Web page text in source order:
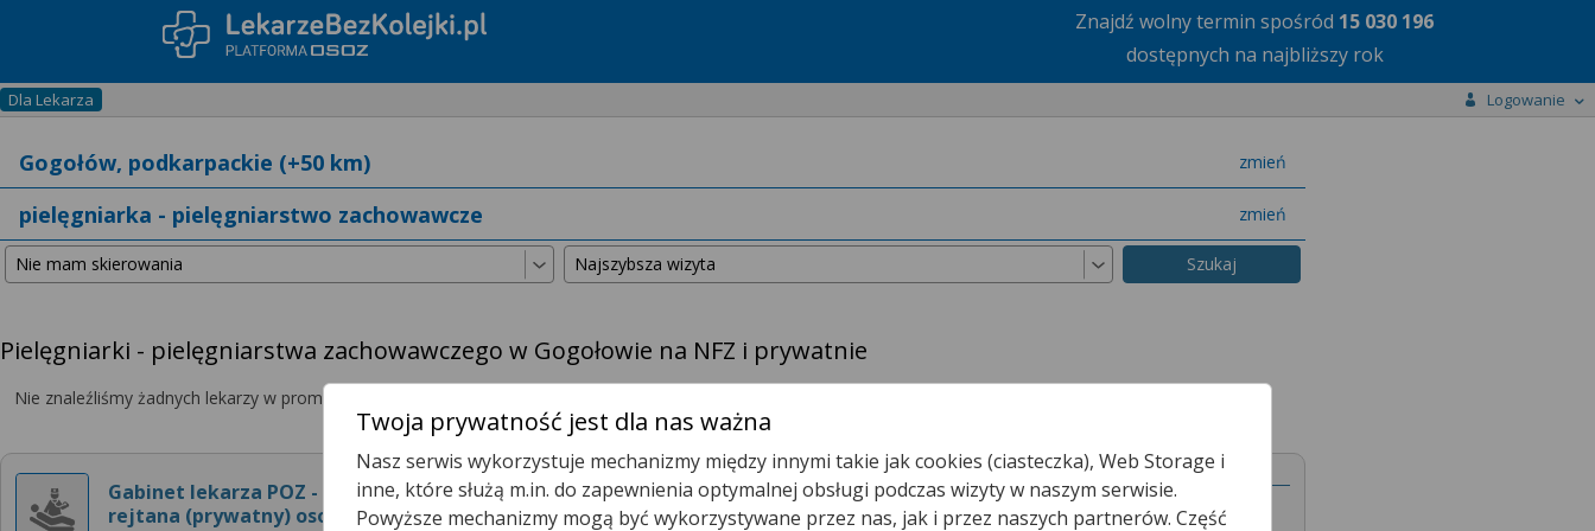
Znajdź wolny termin spośród 15 030 196
dostępnych na najbliższy rok
Dla Lekarza Logowanie
zmień
miasto
zmień
specjalizację
Pielęgniarki - pielęgniarstwa zachowawczego w Gogołowie na NFZ i prywatnie
Nie znaleźliśmy żadnych lekarzy w promieniu
Gabinet lekarza POZ -
rejtana (prywatny) osoz
Poradnia (gabinet) Lekarza POZ
Twoja prywatność jest dla nas ważna
Nasz serwis wykorzystuje mechanizmy między innymi takie jak cookies (ciasteczka), Web Storage i
inne, które służą m.in. do zapewnienia optymalnej obsługi podczas wizyty w naszym serwisie.
Powyższe mechanizmy mogą być wykorzystywane przez nas, jak i przez naszych partnerów. Część